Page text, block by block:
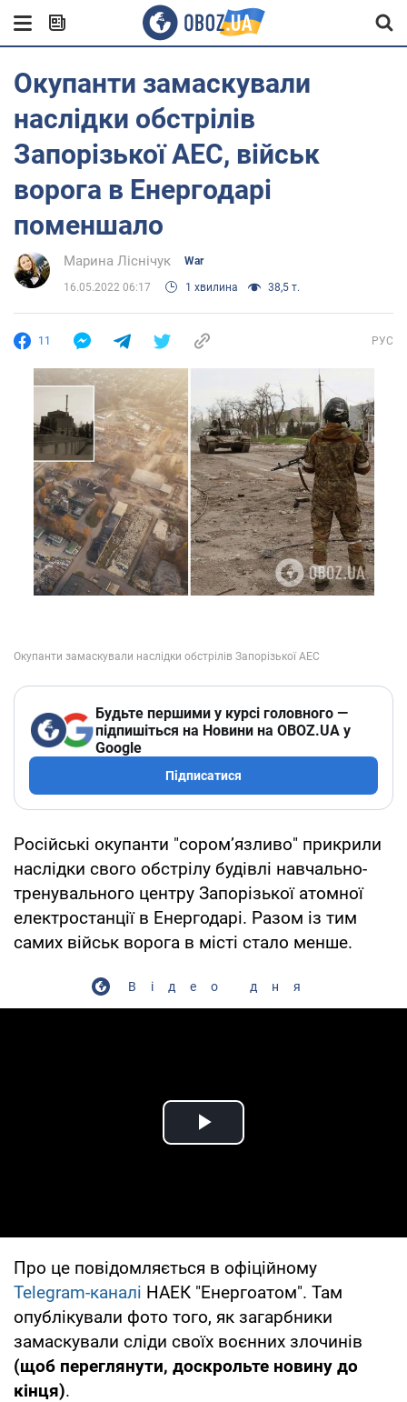
Окупанти замаскували
наслідки обстрілів
Запорізької АЕС, військ
ворога в Енергодарі
поменшало
Марина Ліснічук War
16.05.2022 06:17 1 хвилина 38,5 т.
11 РУС
Будьте першими у курсі головного —
підпишіться на Новини на OBOZ.UA у
Google
Підписатися
Російські окупанти "сором’язливо" прикрили
наслідки свого обстрілу будівлі навчально-
тренувального центру Запорізької атомної
електростанції в Енергодарі. Разом із тим
самих військ ворога в місті стало менше.
Відео дня
Play Video
Про це повідомляється в офіційному
Telegram-каналі НАЕК "Енергоатом". Там
опублікували фото того, як загарбники
замаскували сліди своїх воєнних злочинів
(щоб переглянути, доскрольте новину до
кінця).